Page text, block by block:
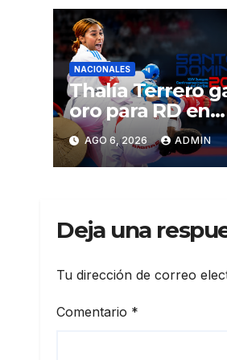
NACIONALES
Thalía Terrero
oro para RD en
karate kumite -
kg en Santo
Domingo 2026
AGO 6, 2026 ADMIN
Deja una
Tu dirección de correo
Comentario *